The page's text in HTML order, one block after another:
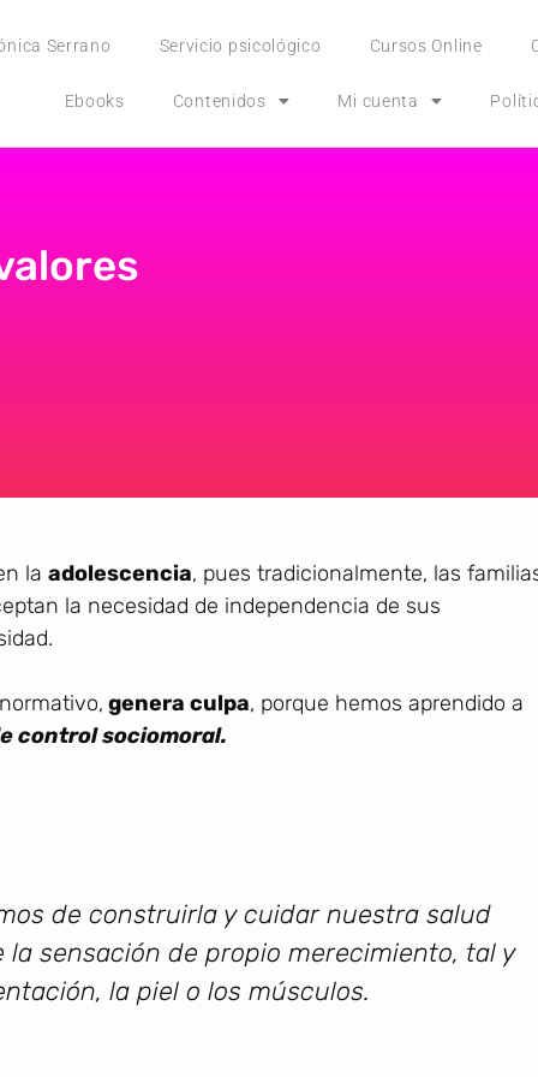
Serrano Servicio psicológico Cursos Online
Ebooks Contenidos Mi cuenta
la adolescencia, pues tradicionalmente, las
la necesidad de independencia de sus
genera culpa, porque hemos aprendido a
control sociomoral.
de construirla y cuidar nuestra salud
sensación de propio merecimiento, tal y
la piel o los músculos.